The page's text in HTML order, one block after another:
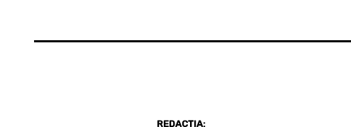
REDACȚIA: